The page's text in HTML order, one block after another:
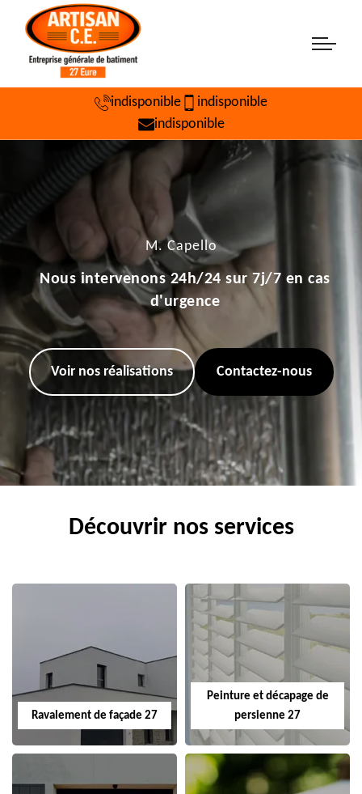
indisponible
indisponible
indisponible
M. Capello
Nous intervenons 24h/24 sur 7j/7 en cas
d'urgence
Voir nos réalisations Contactez-nous
Découvrir nos services
Ravalement de façade 27
Peinture et décapage de
persienne 27